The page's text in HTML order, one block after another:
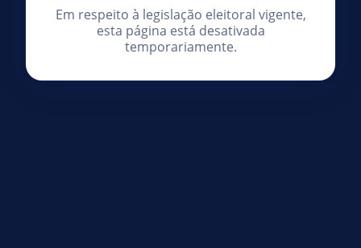
Em respeito à legislação eleitoral vigente,
esta página está desativada
temporariamente.